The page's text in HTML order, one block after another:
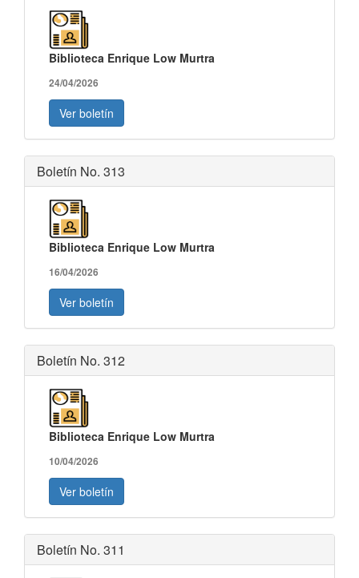
Biblioteca Enrique Low Murtra
24/04/2026
Ver boletín
Boletín No. 313
Biblioteca Enrique Low Murtra
16/04/2026
Ver boletín
Boletín No. 312
Biblioteca Enrique Low Murtra
10/04/2026
Ver boletín
Boletín No. 311